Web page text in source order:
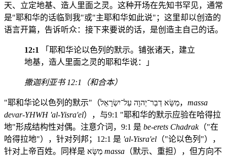
天、立定地基、造人里面之灵。这种开场在先知书罕见，通常
是"耶和华的话临到我"或"主耶和华如此说"；这里却以创造的
语言开篇，告诉听众：接下来要说的话，是创造主自己的话。
12:1
「耶和华论以色列的默示。铺张诸天，建立
地基，造人里面之灵的耶和华说：」
撒迦利亚书 12:1（和合本）
"耶和华论以色列的默示"（מַשָּׂא דְבַר־יְהוָה עַל־יִשְׂרָאֵל， massa
devar-YHWH 'al-Yisra'el），与9:1 "耶和华的默示应验在哈得拉
地"形成结构性对偶。注意介词，9:1 是 be-erets Chadrak（"在
哈得拉地"），针对列邦；12:1 是 'al-Yisra'el （"论以色列"），
massa （默示、重担），但方向不